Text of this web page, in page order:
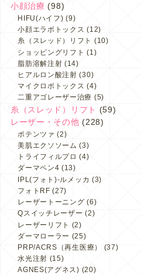
小顔治療 (98)
HIFU(ハイフ) (9)
小顔エラボトックス (12)
糸（スレッド）リフト (10)
ショッピングリフト (1)
脂肪溶解注射 (14)
ヒアルロン酸注射 (30)
マイクロボトックス (4)
二重アゴレーザー治療 (5)
糸（スレッド）リフト
(59)
レーザー・その他 (228)
ポテンツァ (2)
美肌エクソソーム (3)
トライフィルプロ (4)
ダーマペン4 (13)
IPL(フォト)-ルメッカ (3)
フォトRF (27)
レーザートーニング (6)
Qスイッチレーザー (2)
レーザーリフト (2)
ダーマローラー (25)
PRP/ACRS（再生医療）
(37)
水光注射 (15)
AGNES(アグネス) (20)